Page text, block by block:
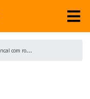
M
ancal com rolamento 30mm